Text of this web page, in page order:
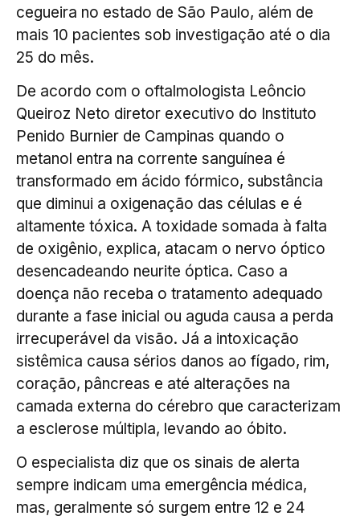
cegueira no estado de São Paulo, além de
mais 10 pacientes sob investigação até o dia
25 do mês.
De acordo com o oftalmologista Leôncio
Queiroz Neto diretor executivo do Instituto
Penido Burnier de Campinas quando o
metanol entra na corrente sanguínea é
transformado em ácido fórmico, substância
que diminui a oxigenação das células e é
altamente tóxica. A toxidade somada à falta
de oxigênio, explica, atacam o nervo óptico
desencadeando neurite óptica. Caso a
doença não receba o tratamento adequado
durante a fase inicial ou aguda causa a perda
irrecuperável da visão. Já a intoxicação
sistêmica causa sérios danos ao fígado, rim,
coração, pâncreas e até alterações na
camada externa do cérebro que caracterizam
a esclerose múltipla, levando ao óbito.
O especialista diz que os sinais de alerta
sempre indicam uma emergência médica,
mas, geralmente só surgem entre 12 e 24